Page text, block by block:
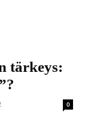
tärkeys:
0